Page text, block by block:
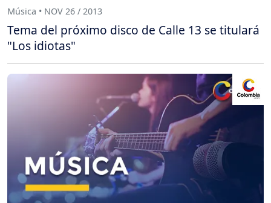
Música • NOV 26 / 2013
Tema del próximo disco de Calle 13 se titulará
"Los idiotas"